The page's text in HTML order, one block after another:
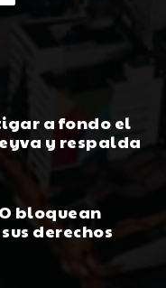
a fondo el
y respalda
bloquean
derechos